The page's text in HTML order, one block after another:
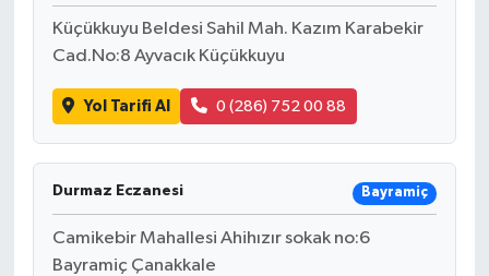
Küçükkuyu Beldesi Sahil Mah. Kazım Karabekir
Cad.No:8 Ayvacık Küçükkuyu
Yol Tarifi Al 0 (286) 752 00 88
Durmaz Eczanesi Bayramiç
Camikebir Mahallesi Ahihızır sokak no:6
Bayramiç Çanakkale